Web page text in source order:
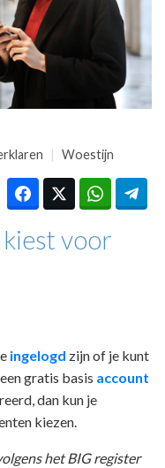
Woestijn
voor
ingelogd zijn of je kunt
gratis basis account
dan kun je
kiezen.
het BIG register